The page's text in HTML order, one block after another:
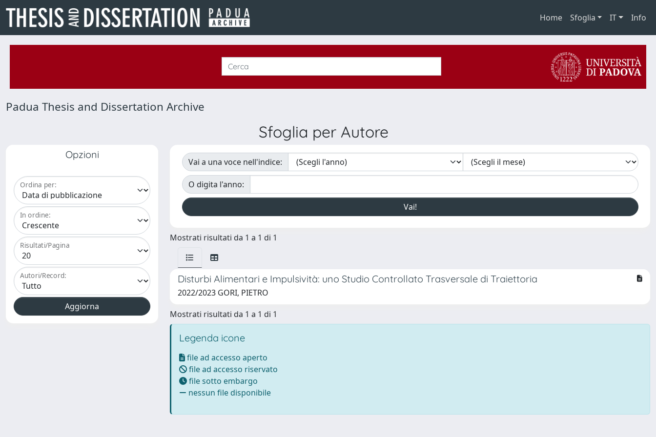
Home Sfoglia IT Info
Padua Thesis and Dissertation Archive
Sfoglia per Autore
Opzioni
Ordina per:
In ordine:
Risultati/Pagina
Autori/Record:
Vai a una voce nell'indice:
O digita l'anno:
Mostrati risultati da 1 a 1 di 1
Disturbi Alimentari e Impulsività: uno Studio Controllato Trasversale di Traiettoria
2022/2023 GORI, PIETRO
Mostrati risultati da 1 a 1 di 1
Legenda icone
file ad accesso aperto
file ad accesso riservato
file sotto embargo
nessun file disponibile